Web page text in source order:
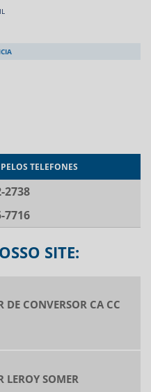
TELEFONES
2738
7716
SITE:
DE CONVERSOR CA CC
LEROY SOMER